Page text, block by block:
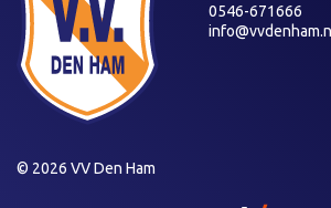
0546-671666
© 2026 VV Den Ham